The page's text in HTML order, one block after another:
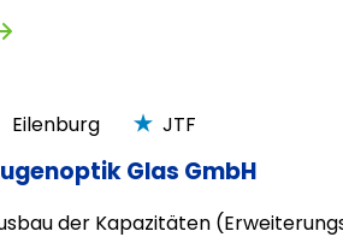
Eilenburg JTF
Glas GmbH
der Kapazitäten